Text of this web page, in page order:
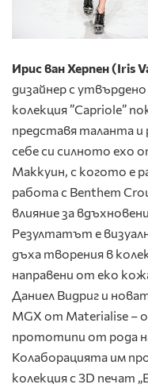
Ирис ван Херпен (Iris
дизайнер с
колекция ”Capriole”
представя таланта и
себе си силното ехо
Маккуин, с когото е
работа с Benthem
влияние за
Резултатът е
дъха творения в
направени от еко
Даниел Видриг и
MGX от Materialise –
прототипи от рода
Колаборацията им
колекция с 3D печат